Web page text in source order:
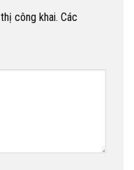
công khai. Các